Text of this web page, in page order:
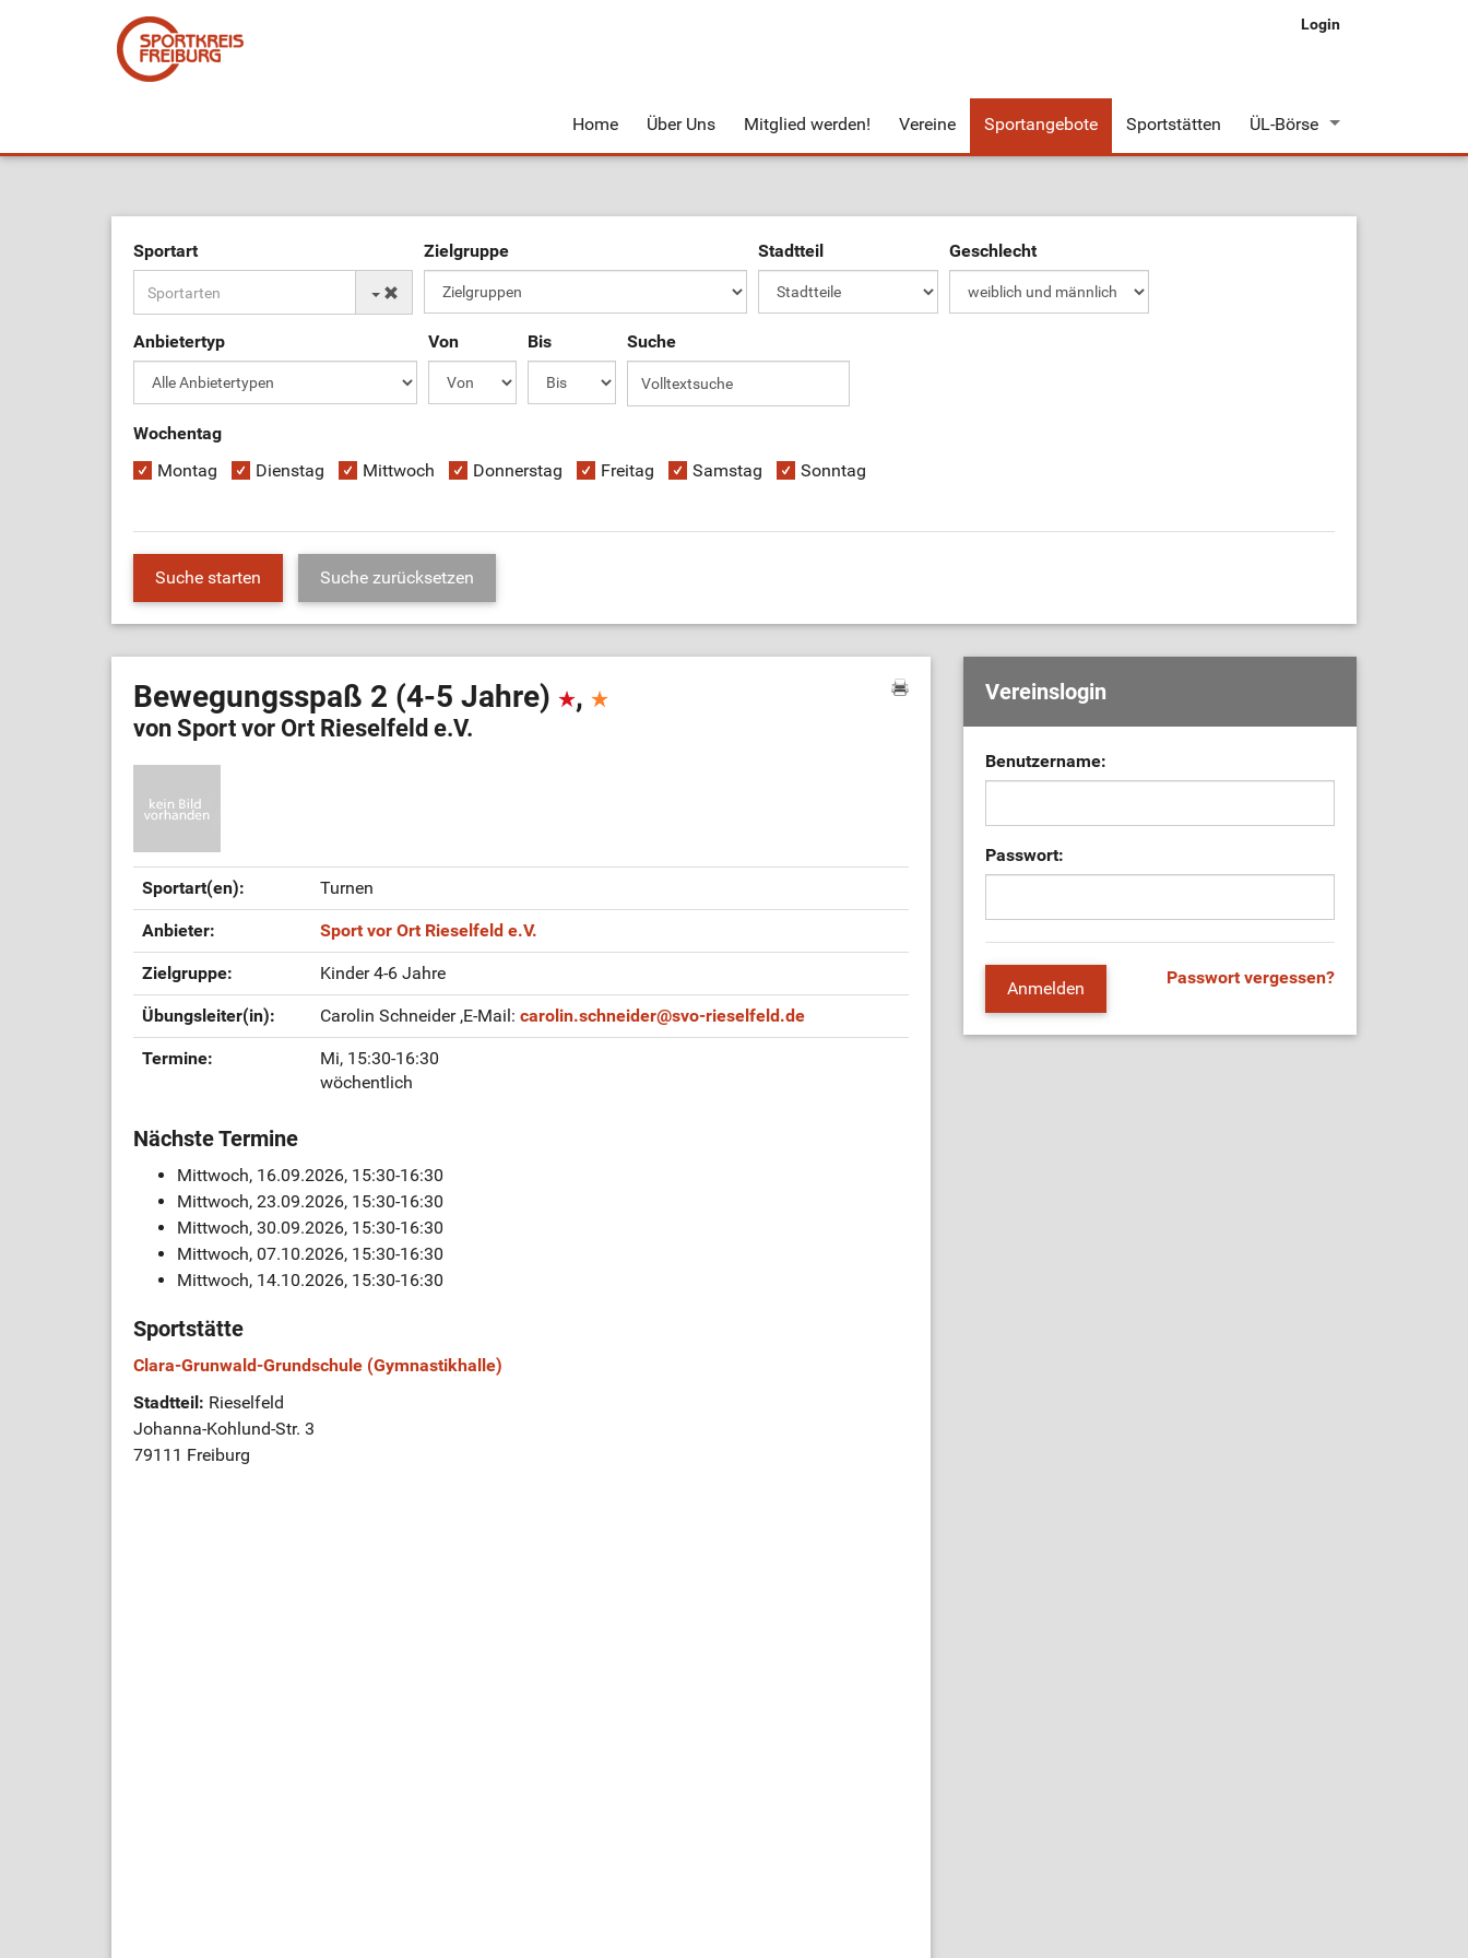
Login
Home Über Uns Mitglied werden! Vereine Sportangebote Sportstätten ÜL-Börse
Sportart
Zielgruppe Stadtteil Geschlecht
Anbietertyp Von Bis Suche
Wochentag
Montag
Dienstag Mittwoch Donnerstag Freitag Samstag Sonntag
Bewegungsspaß 2 (4-5 Jahre) ,
von Sport vor Ort Rieselfeld e.V.
Sportart(en): Turnen
Anbieter: Sport vor Ort Rieselfeld e.V.
Zielgruppe: Kinder 4-6 Jahre
Übungsleiter(in): Carolin Schneider ,E-Mail: carolin.schneider@svo-rieselfeld.de
Termine:
Mi, 15:30-16:30
wöchentlich
Nächste Termine
Mittwoch, 16.09.2026, 15:30-16:30
Mittwoch, 23.09.2026, 15:30-16:30
Mittwoch, 30.09.2026, 15:30-16:30
Mittwoch, 07.10.2026, 15:30-16:30
Mittwoch, 14.10.2026, 15:30-16:30
Sportstätte
Clara-Grunwald-Grundschule (Gymnastikhalle)
Stadtteil: Rieselfeld
Johanna-Kohlund-Str. 3
79111 Freiburg
Vereinslogin
Benutzername:
Passwort:
Passwort vergessen?